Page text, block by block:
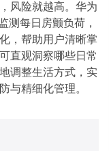
风险就越高。华为
测每日房颤负荷，
，帮助用户清晰掌
直观洞察哪些日常
调整生活方式，实
与精细化管理。